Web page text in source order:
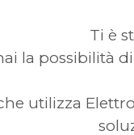
Ti è
la possibilità
utilizza